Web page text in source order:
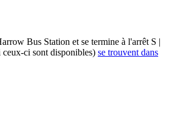
Bus Station et se termine à l'arrêt S |
ci sont disponibles) se trouvent dans